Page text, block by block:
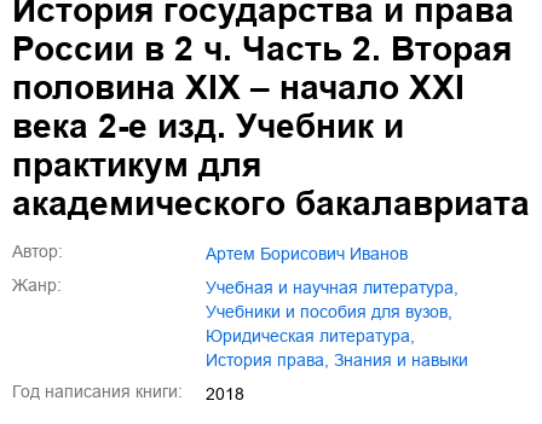
История государства и права
России в 2 ч. Часть 2. Вторая
половина XIX – начало XXI
века 2-е изд. Учебник и
практикум для
академического бакалавриата
Автор:
Артем Борисович Иванов
Жанр:
учебная и научная литература
учебники и пособия для вузов
юридическая литература
история права
знания и навыки
Год написания книги:
2018